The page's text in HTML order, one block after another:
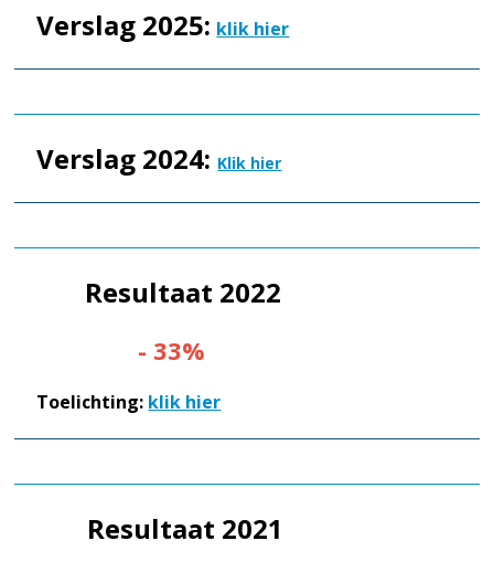
Verslag 2025: klik hier
Verslag 2024: Klik hier
Resultaat 2022
- 33%
Toelichting: klik hier
Resultaat 2021